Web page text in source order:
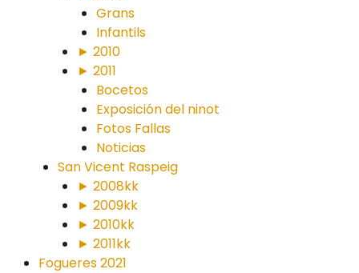
Grans
Infantils
► 2010
► 2011
Bocetos
Exposición del ninot
Fotos Fallas
Noticias
San Vicent Raspeig
► 2008kk
► 2009kk
► 2010kk
► 2011kk
Fogueres 2021